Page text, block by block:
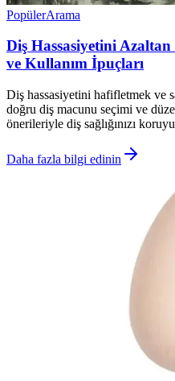
PopülerArama
Diş Hassasiyetini
ve Kullanım İpuçları
Diş hassasiyetini hafifletmek ve
doğru diş macunu seçimi ve
önerileriyle diş sağlığınızı
Daha fazla bilgi edinin